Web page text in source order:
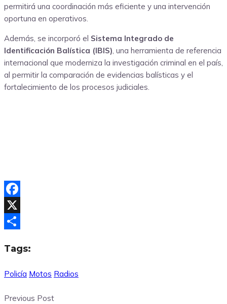
permitirá una coordinación más eficiente y una intervención
oportuna en operativos.
Además, se incorporó el Sistema Integrado de
Identificación Balística (IBIS), una herramienta de referencia
internacional que moderniza la investigación criminal en el país,
al permitir la comparación de evidencias balísticas y el
fortalecimiento de los procesos judiciales.
Facebook
X
Tags:
Policía Motos Radios
Previous Post